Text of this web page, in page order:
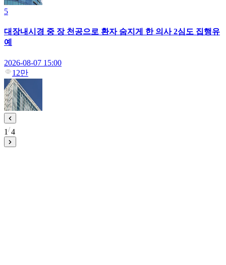
5
대장내시경 중 장 천공으로 환자 숨지게 한 의사 2심도 집행유
예
2026-08-07 15:00
12만
1 4